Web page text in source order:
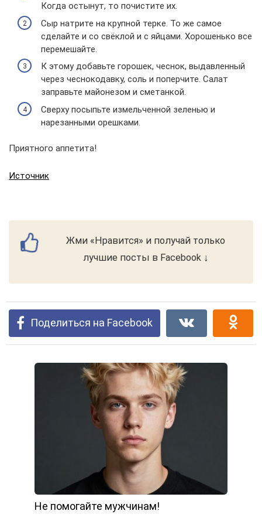
Когда остынут, то почистите их.
Сыр натрите на крупной терке. То же самое
сделайте и со свёклой и с яйцами. Хорошенько все
перемешайте.
К этому добавьте горошек, чеснок, выдавленный
через чеснокодавку, соль и поперчите. Салат
заправьте майонезом и сметанкой.
Сверху посыпьте измельченной зеленью и
нарезанными орешками.
Приятного аппетита!
Источник
Жми «Нравится» и получай только
лучшие посты в Facebook ↓
Поделиться на Facebook
Не помогайте мужчинам!